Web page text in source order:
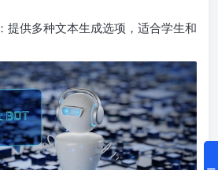
：提供多种文本生成选项，适合学生和